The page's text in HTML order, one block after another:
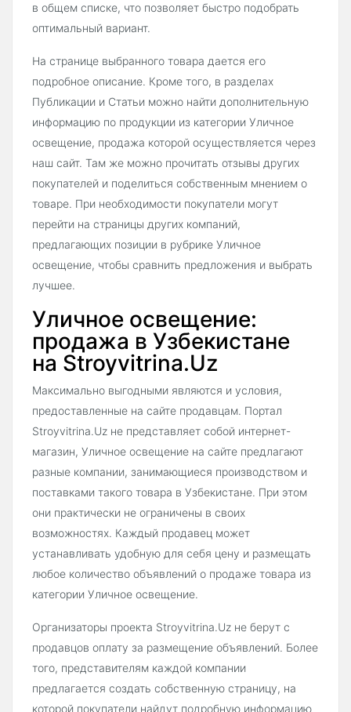
в общем списке, что позволяет быстро подобрать
оптимальный вариант.
На странице выбранного товара дается его
подробное описание. Кроме того, в разделах
Публикации и Статьи можно найти дополнительную
информацию по продукции из категории Уличное
освещение, продажа которой осуществляется через
наш сайт. Там же можно прочитать отзывы других
покупателей и поделиться собственным мнением о
товаре. При необходимости покупатели могут
перейти на страницы других компаний,
предлагающих позиции в рубрике Уличное
освещение, чтобы сравнить предложения и выбрать
лучшее.
Уличное освещение:
продажа в Узбекистане
на Stroyvitrina.Uz
Максимально выгодными являются и условия,
предоставленные на сайте продавцам. Портал
Stroyvitrina.Uz не представляет собой интернет-
магазин, Уличное освещение на сайте предлагают
разные компании, занимающиеся производством и
поставками такого товара в Узбекистане. При этом
они практически не ограничены в своих
возможностях. Каждый продавец может
устанавливать удобную для себя цену и размещать
любое количество объявлений о продаже товара из
категории Уличное освещение.
Организаторы проекта Stroyvitrina.Uz не берут с
продавцов оплату за размещение объявлений. Более
того, представителям каждой компании
предлагается создать собственную страницу, на
которой покупатели найдут подробную информацию